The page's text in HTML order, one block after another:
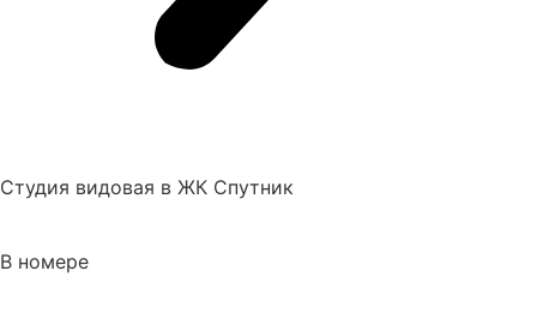
Студия видовая в ЖК Спутник
В номере